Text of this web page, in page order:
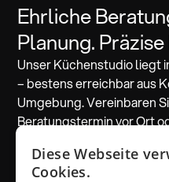
Ehrliche
Planung.
Unser Küchenstudio liegt
– bestens erreichbar aus
Umgebung. Vereinbaren
Beratungstermin vor Ort
Beratung vereinbaren
Diese Webseite
Cookies.